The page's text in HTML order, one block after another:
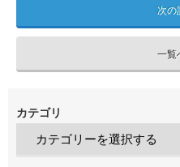
次の
一覧
カテゴリ